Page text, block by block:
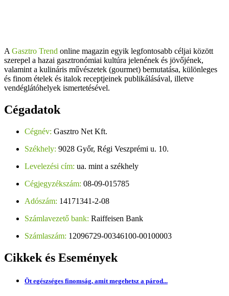
A Gasztro Trend online magazin egyik legfontosabb céljai között
szerepel a hazai gasztronómiai kultúra jelenének és jövőjének,
valamint a kulináris művészetek (gourmet) bemutatása, különleges
és finom ételek és italok receptjeinek publikálásával, illetve
vendéglátóhelyek ismertetésével.
Cégadatok
Cégnév: Gasztro Net Kft.
Székhely: 9028 Győr, Régi Veszprémi u. 10.
Levelezési cím: ua. mint a székhely
Cégjegyzékszám: 08-09-015785
Adószám: 14171341-2-08
Számlavezető bank: Raiffeisen Bank
Számlaszám: 12096729-00346100-00100003
Cikkek és Események
Öt egészséges finomság, amit megehetsz a párod...